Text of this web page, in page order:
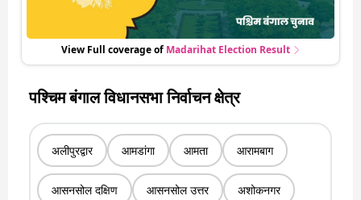
View Full coverage of MadarihatElection Result
पश्चिम बंगाल विधानसभा निर्वाचन क्षेत्र
अलीपुरद्वार आमडांगा आमता आरामबाग
आसनसोल दक्षिण आसनसोल उत्तर अशोकनगर